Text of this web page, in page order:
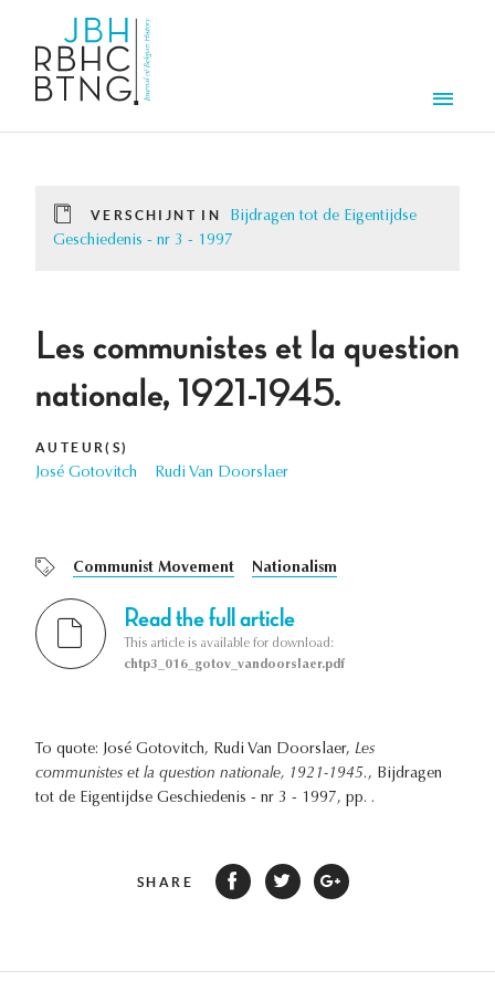
VERSCHIJNT IN
Bijdragen tot de Eigentijdse
Geschiedenis - nr 3 - 1997
Les communistes et la question
nationale, 1921-1945.
AUTEUR(S)
José Gotovitch Rudi Van Doorslaer
Communist Movement Nationalism
Read the full article
This article is available for download:
chtp3_016_gotov_vandoorslaer.pdf
To quote: José Gotovitch, Rudi Van Doorslaer, Les
communistes et la question nationale, 1921-1945., Bijdragen
tot de Eigentijdse Geschiedenis - nr 3 - 1997, pp. .
SHARE